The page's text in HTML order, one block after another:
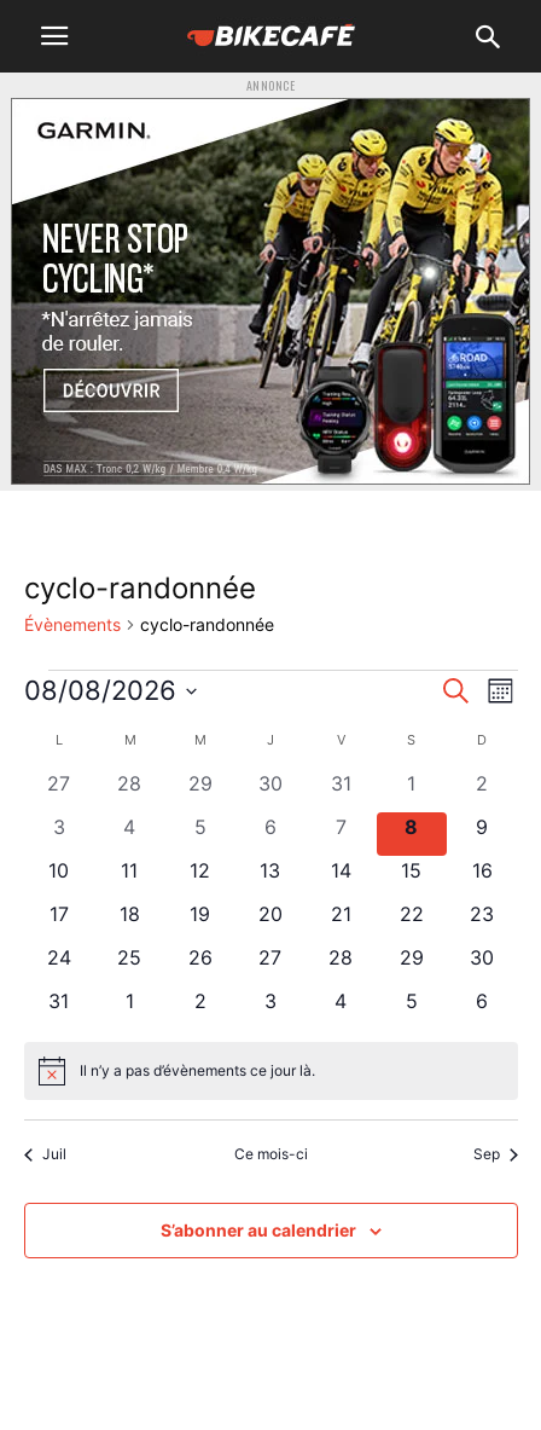
ANNONCE
cyclo-randonnée
Évènements cyclo-randonnée
Évènements
de
vues
Recherche
Mois
08/08/2026
date.
Calendrier
de
Évènements
LLUNDI M M MERCREDI
J VVENDREDIS D
0
27
0
28
0
29
0
30
0
évènements
31
0
évènements
1
0
2
0
3
0
4
0
5
0
6
0
évènements
7
0
évènements
8
0
9
0
10
0
11
0
12
0
13
0
14
0
15
0
16
0
17
0
18
0
19
0
20
0
21
0
22
0
23
0
24
0
25
0
26
0
27
0
28
0
29
0
30
0
31
0
1
0
2
0
3
0
4
0
5
0
6
NoticeIl n’y a pas d’évènements ce jour là.
Juil Ce mois-ci Sep
S’abonner au calendrier